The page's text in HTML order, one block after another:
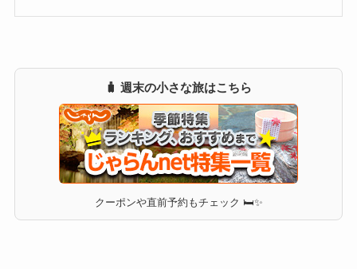
🧳 週末の小さな旅はこちら
クーポンや直前予約もチェック 🛏✨